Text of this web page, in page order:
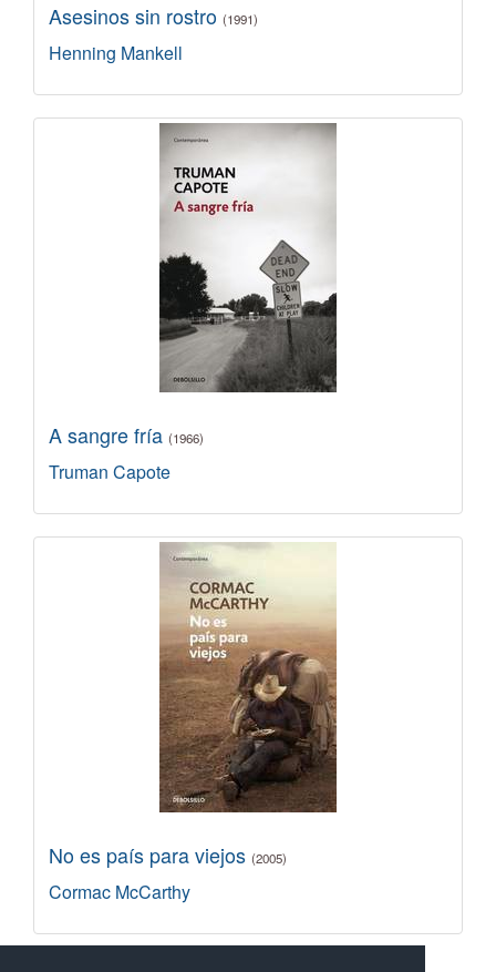
Asesinos sin rostro (1991)
Henning Mankell
A sangre fría (1966)
Truman Capote
No es país para viejos (2005)
Cormac McCarthy